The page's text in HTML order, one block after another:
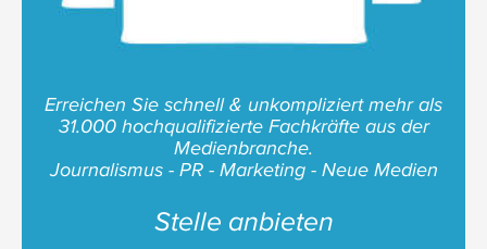
Erreichen Sie schnell & unkompliziert mehr als
31.000 hochqualifizierte Fachkräfte aus der
Medienbranche.
Journalismus - PR - Marketing - Neue Medien
Stelle anbieten